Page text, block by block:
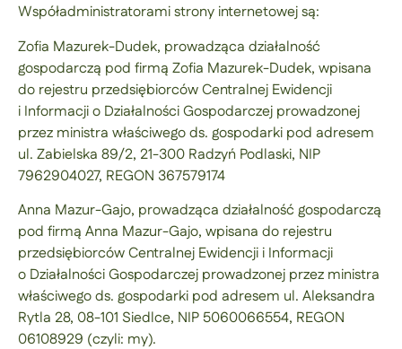
Współadministratorami strony internetowej są:
Zofia Mazurek-Dudek, prowadząca działalność
gospodarczą pod firmą Zofia Mazurek-Dudek, wpisana
do rejestru przedsiębiorców Centralnej Ewidencji
i Informacji o Działalności Gospodarczej prowadzonej
przez ministra właściwego ds. gospodarki pod adresem
ul. Zabielska 89/2, 21-300 Radzyń Podlaski, NIP
7962904027, REGON 367579174
Anna Mazur-Gajo, prowadząca działalność gospodarczą
pod firmą Anna Mazur-Gajo, wpisana do rejestru
przedsiębiorców Centralnej Ewidencji i Informacji
o Działalności Gospodarczej prowadzonej przez ministra
właściwego ds. gospodarki pod adresem ul. Aleksandra
Rytla 28, 08-101 Siedlce, NIP 5060066554, REGON
06108929 (czyli: my).